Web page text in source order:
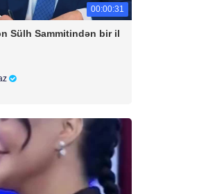
00:00:31
Sülh Sammitindən bir il